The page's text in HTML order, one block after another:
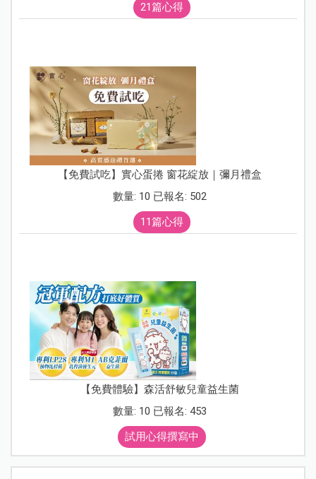
21篇心得
【免費試吃】實心蛋捲 窗花綻放｜彌月禮盒
數量: 10 已報名: 502
11篇心得
【免費體驗】森活舒敏兒童益生菌
數量: 10 已報名: 453
試用心得撰寫中